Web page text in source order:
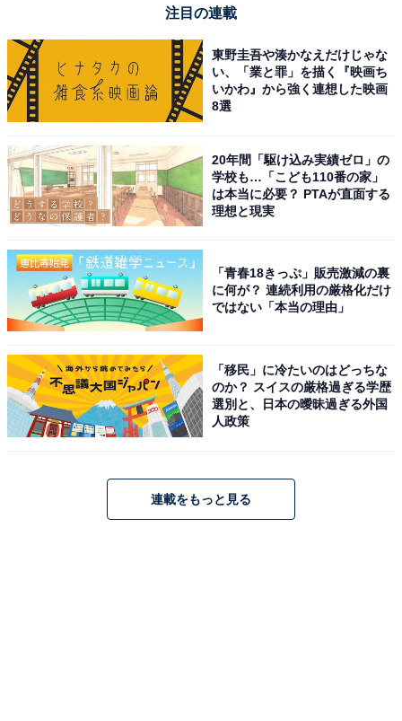
初回で大いに笑ったのは事実。今後もこの「大仕掛け」
を用いて、 あの手この手でアッと驚かせ続けていくはず
ですが、「目に見えるものが真実とは限らない。何が本
当で何が嘘か」が視
聴者にも向けられた言葉であるな
ない……なんてこともありそうで、最後までしっかり展
開を見守りたいと思います。
注目の連載
東野圭吾や湊かなえだけじゃな
い、「業と罪」を描く『映画ち
いかわ』から強く連想した映画
8選
20年間「駆け込み実績ゼロ」の
学校も…「こども110番の家」
は本当に必要？ PTAが直面する
理想と現実
「青春18きっぷ」販売激減の裏
に何が？ 連続利用の厳格化だけ
ではない「本当の理由」
「移民」に冷たいのはどっちな
のか？ スイスの厳格過ぎる学歴
選別と、日本の曖昧過ぎる外国
人政策
連載をもっと見る